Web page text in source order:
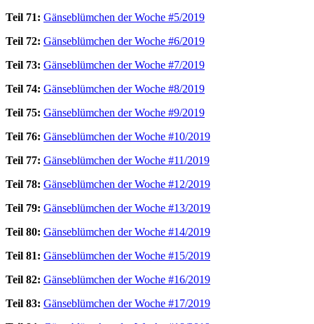
Teil 71: Gänseblümchen der Woche #5/2019
Teil 72: Gänseblümchen der Woche #6/2019
Teil 73: Gänseblümchen der Woche #7/2019
Teil 74: Gänseblümchen der Woche #8/2019
Teil 75: Gänseblümchen der Woche #9/2019
Teil 76: Gänseblümchen der Woche #10/2019
Teil 77: Gänseblümchen der Woche #11/2019
Teil 78: Gänseblümchen der Woche #12/2019
Teil 79: Gänseblümchen der Woche #13/2019
Teil 80: Gänseblümchen der Woche #14/2019
Teil 81: Gänseblümchen der Woche #15/2019
Teil 82: Gänseblümchen der Woche #16/2019
Teil 83: Gänseblümchen der Woche #17/2019